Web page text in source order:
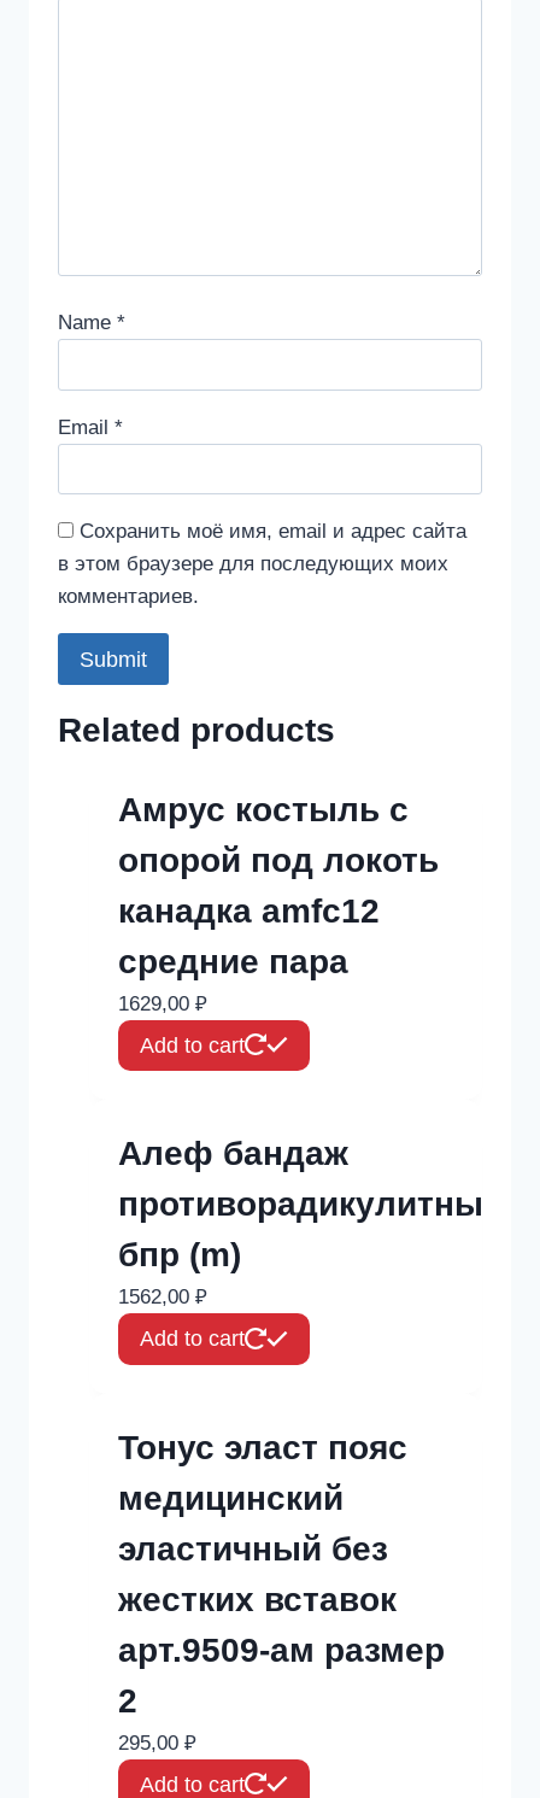
Name *
Email *
Сохранить моё имя, email и адрес сайта
в этом браузере для последующих моих
комментариев.
Related products
Амрус костыль с
опорой под локоть
канадка amfc12
средние пара
1629,00 ₽
Add to cart
Алеф бандаж
противорадикулитный
бпр (m)
1562,00 ₽
Add to cart
Тонус эласт пояс
медицинский
эластичный без
жестких вставок
арт.9509-ам размер
2
295,00 ₽
Add to cart